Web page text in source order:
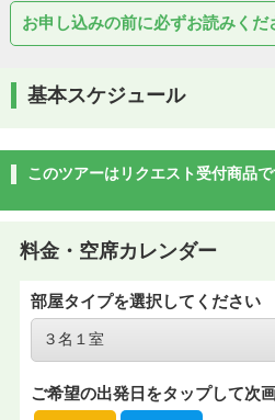
お申し込みの前に必ずお読みくだ
基本スケジュール
このツアーはリクエスト受付商品
料金・空席カレンダー
部屋タイプを選択してください
ご希望の出発日をタップして次